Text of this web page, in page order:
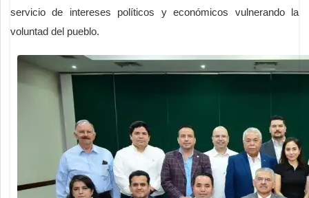
servicio de intereses políticos y económicos vulnerando la
voluntad del pueblo.